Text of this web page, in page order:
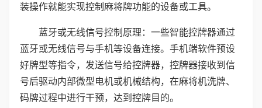
装操作就能实现控制麻将牌功能的设备或工具。
蓝牙或无线信号控制原理：一些智能控牌器通过
蓝牙或无线信号与手机等设备连接。手机端软件预设
好牌型等指令，发送信号给控牌器，控牌器接收到信
号后驱动内部微型电机或机械结构，在麻将机洗牌、
码牌过程中进行干预，达到控牌目的。